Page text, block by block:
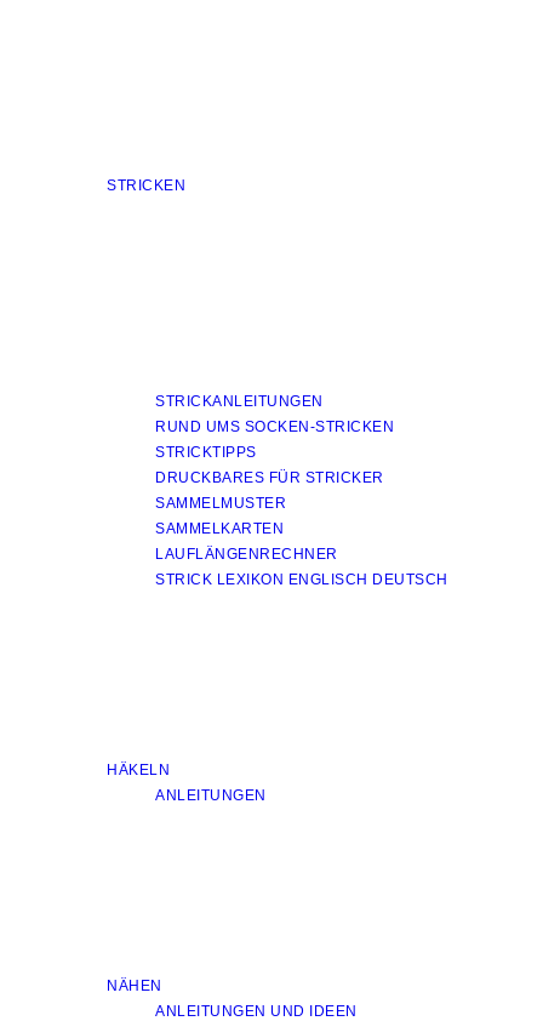
STRICKEN
STRICKANLEITUNGEN
RUND UMS SOCKEN-STRICKEN
STRICKTIPPS
DRUCKBARES FÜR STRICKER
SAMMELMUSTER
SAMMELKARTEN
LAUFLÄNGENRECHNER
STRICK LEXIKON ENGLISCH DEUTSCH
HÄKELN
ANLEITUNGEN
NÄHEN
ANLEITUNGEN UND IDEEN